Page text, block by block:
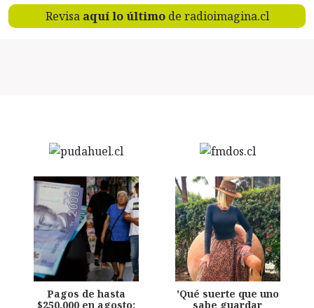
Revisa aquí lo últimode radioimagina.cl
Pagos de hasta
$250.000 en agosto:
'Qué suerte que uno
sabe guardar